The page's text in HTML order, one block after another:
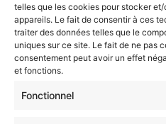
telles que les cookies pour stocker
appareils. Le fait de consentir à ces
traiter des données telles que le
uniques sur ce site. Le fait de ne pas
consentement peut avoir un effet
et fonctions.
Fonctionnel
Newsletter gratuite
Choisissez :